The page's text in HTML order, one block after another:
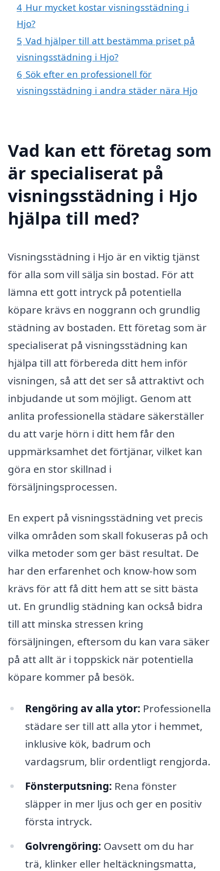
4 Hur mycket kostar visningsstädning i
Hjo?
5 Vad hjälper till att bestämma priset på
visningsstädning i Hjo?
6 Sök efter en professionell för
visningsstädning i andra städer nära Hjo
Vad kan ett företag som
är specialiserat på
visningsstädning i Hjo
hjälpa till med?
Visningsstädning i Hjo är en viktig tjänst
för alla som vill sälja sin bostad. För att
lämna ett gott intryck på potentiella
köpare krävs en noggrann och grundlig
städning av bostaden. Ett företag som är
specialiserat på visningsstädning kan
hjälpa till att förbereda ditt hem inför
visningen, så att det ser så attraktivt och
inbjudande ut som möjligt. Genom att
anlita professionella städare säkerställer
du att varje hörn i ditt hem får den
uppmärksamhet det förtjänar, vilket kan
göra en stor skillnad i
försäljningsprocessen.
En expert på visningsstädning vet precis
vilka områden som skall fokuseras på och
vilka metoder som ger bäst resultat. De
har den erfarenhet och know-how som
krävs för att få ditt hem att se sitt bästa
ut. En grundlig städning kan också bidra
till att minska stressen kring
försäljningen, eftersom du kan vara säker
på att allt är i toppskick när potentiella
köpare kommer på besök.
Rengöring av alla ytor: Professionella
städare ser till att alla ytor i hemmet,
inklusive kök, badrum och
vardagsrum, blir ordentligt rengjorda.
Fönsterputsning: Rena fönster
släpper in mer ljus och ger en positiv
första intryck.
Golvrengöring: Oavsett om du har
trä, klinker eller heltäckningsmatta,